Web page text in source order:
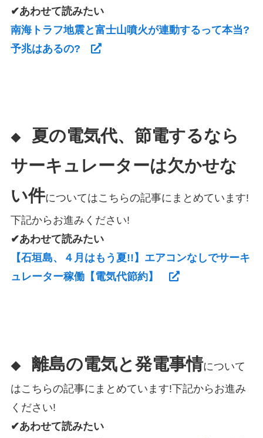
✔あわせて読みたい
南海トラフ地震と富士山噴火が連動するって本当?
予兆はあるの?
◆ 夏の電気代、節電するなら
サーキュレーターは欠かせな
い件についてはこちらの記事にまとめています!
下記からお進みください!
✔あわせて読みたい
【石垣島、４月はもう夏!!】エアコンなしでサーキ
ュレーター稼働【電気代節約】
◆ 離島の電気と発電事情について
はこちらの記事にまとめています!下記からお進み
ください!
✔あわせて読みたい